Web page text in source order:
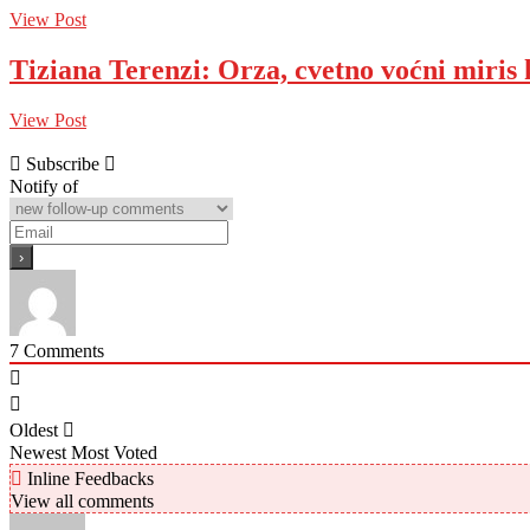
View Post
Tiziana Terenzi: Orza, cvetno voćni
View Post
Subscribe
Notify of
7 Comments
Oldest
Newest Most Voted
Inline Feedbacks
View all comments